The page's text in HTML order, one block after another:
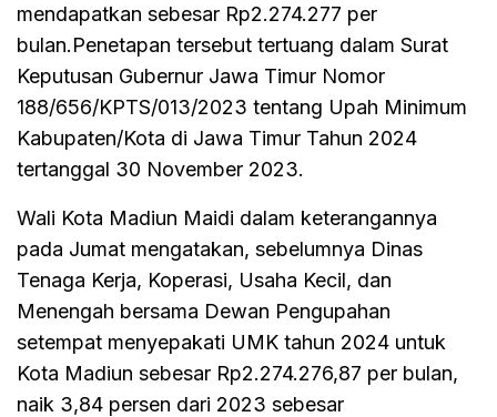
mendapatkan sebesar Rp2.274.277 per
bulan.Penetapan tersebut tertuang dalam Surat
Keputusan Gubernur Jawa Timur Nomor
188/656/KPTS/013/2023 tentang Upah Minimum
Kabupaten/Kota di Jawa Timur Tahun 2024
tertanggal 30 November 2023.
Wali Kota Madiun Maidi dalam keterangannya
pada Jumat mengatakan, sebelumnya Dinas
Tenaga Kerja, Koperasi, Usaha Kecil, dan
Menengah bersama Dewan Pengupahan
setempat menyepakati UMK tahun 2024 untuk
Kota Madiun sebesar Rp2.274.276,87 per bulan,
naik 3,84 persen dari 2023 sebesar